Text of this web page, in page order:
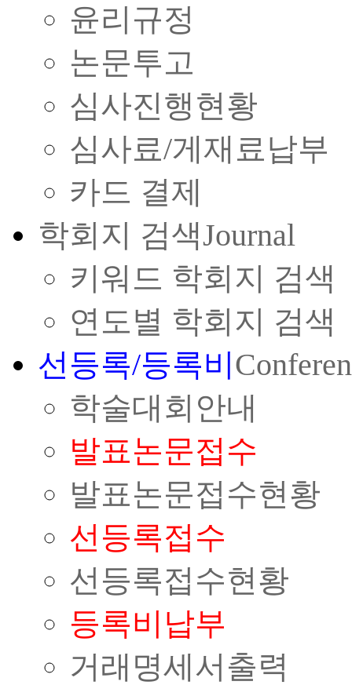
윤리규정
논문투고
심사진행현황
심사료/게재료납부
카드 결제
학회지 검색Journal
키워드 학회지 검색
연도별 학회지 검색
선등록/등록비
학술대회안내
발표논문접수
발표논문접수현황
선등록접수
선등록접수현황
등록비납부
거래명세서출력